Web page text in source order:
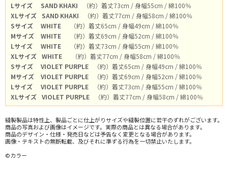
Lサイズ
SAND KHAKI
（約）着丈73cm / 身幅55cm / 綿100％
XLサイズ
SAND KHAKI
（約）着丈77cm / 身幅58cm / 綿100％
Sサイズ
WHITE
（約）着丈65cm / 身幅49cm / 綿100％
Mサイズ
WHITE
（約）着丈69cm / 身幅52cm / 綿100％
Lサイズ
WHITE
（約）着丈73cm / 身幅55cm / 綿100％
XLサイズ WHITE
（約）着丈77cm / 身幅58cm / 綿100％
Sサイズ
VIOLET PURPLE
（約）着丈65cm / 身幅49cm / 綿100％
Mサイズ
VIOLET PURPLE
（約）着丈69cm / 身幅52cm / 綿100％
Lサイズ
VIOLET PURPLE
（約）着丈73cm / 身幅55cm / 綿100％
XLサイズ VIOLET PURPLE （約）着丈77cm / 身幅58cm / 綿100％
縫製製品は特性上、製品ごとに仕上がりサイズや縫製位置に若干のずれがございます。
商品の写真および画像はイメージです。実際の商品とは異なる場合があります。
商品のデザイン・仕様・発売日などは予告なく変更となる場合があります。
画像・テキストの無断転載、及びそれに準ずる行為を一切禁止いたします。
©カラー